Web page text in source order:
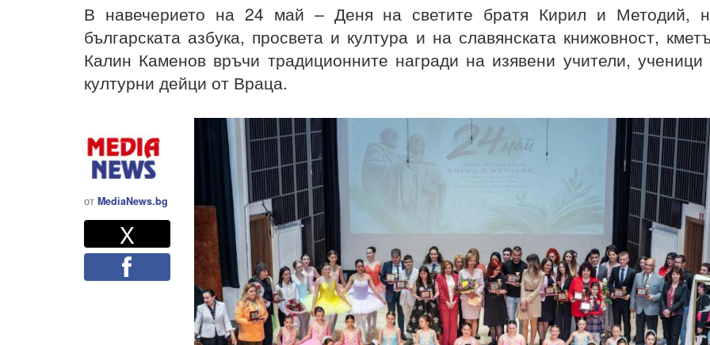
В навечерието на 24 май – Деня на светите братя Кирил и Методий,
българската азбука, просвета и култура и на славянската книжовност,
Калин Каменов връчи традиционните награди на изявени учители, ученици
културни дейци от Враца.
от MediaNews.bg
Споделете
XTwitter
Facebook